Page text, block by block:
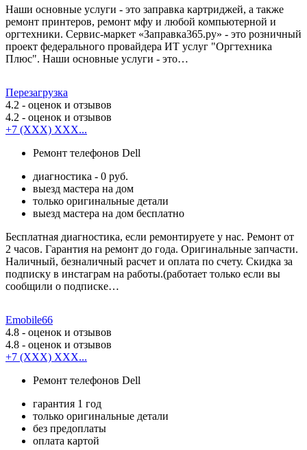
Наши основные услуги - это заправка картриджей, а также
ремонт принтеров, ремонт мфу и любой компьютерной и
оргтехники. Сервис-маркет «Заправка365.ру» - это розничный
проект федерального провайдера ИТ услуг "Оргтехника
Плюс". Наши основные услуги - это…
Перезагрузка
4.2 - оценок и отзывов
4.2 - оценок и отзывов
+7 (XXX) XXX...
Ремонт телефонов Dell
диагностика - 0 руб.
выезд мастера на дом
только оригинальные детали
выезд мастера на дом бесплатно
Бесплатная диагностика, если ремонтируете у нас. Ремонт от
2 часов. Гарантия на ремонт до года. Оригинальные запчасти.
Наличный, безналичный расчет и оплата по счету. Скидка за
подписку в инстаграм на работы.(работает только если вы
сообщили о подписке…
Emobile66
4.8 - оценок и отзывов
4.8 - оценок и отзывов
+7 (XXX) XXX...
Ремонт телефонов Dell
гарантия 1 год
только оригинальные детали
без предоплаты
оплата картой